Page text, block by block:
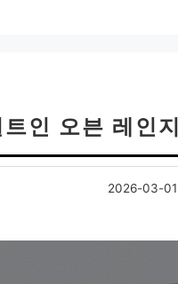
인 오븐 레인
2026-03-01